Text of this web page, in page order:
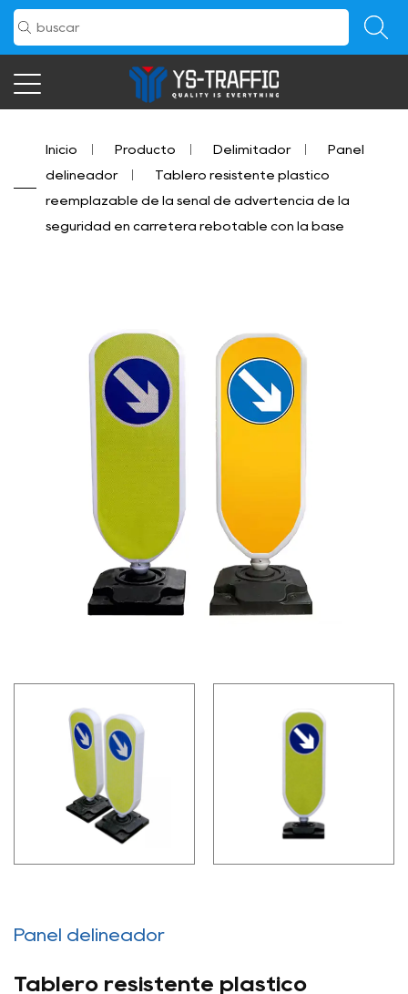
Inicio Producto Delimitador Panel
delineador Tablero resistente plástico
reemplazable de la señal de advertencia de la
seguridad en carretera rebotable con la base
Panel delineador
Tablero resistente plástico